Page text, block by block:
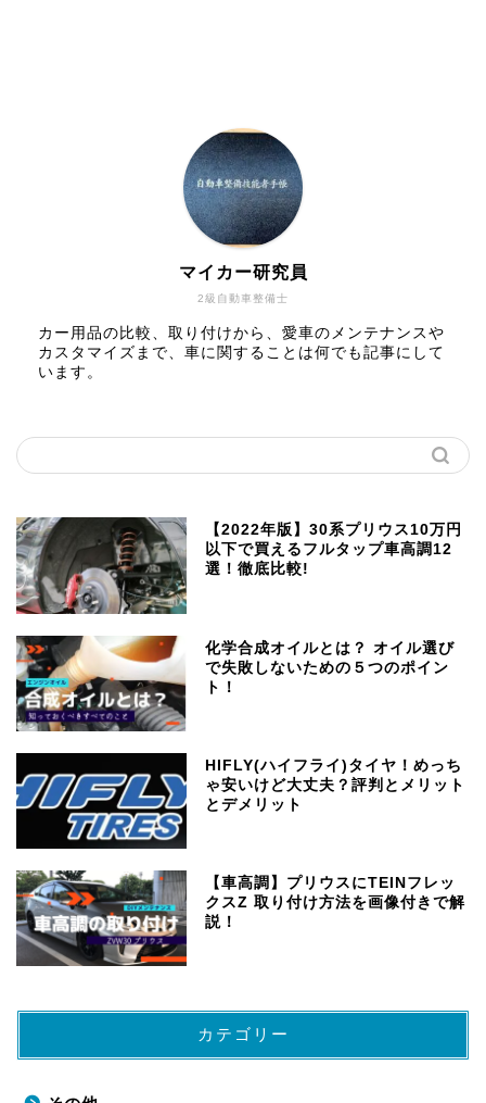
2級自動車整備士
マイカー研究員
カー用品の比較、取り付けから、愛車のメンテナンスや
カスタマイズまで、車に関することは何でも記事にして
います。
【2022年版】30系プリウス10万円
以下で買えるフルタップ車高調12
選！徹底比較!
化学合成オイルとは？ オイル選び
で失敗しないための５つのポイン
ト！
HIFLY(ハイフライ)タイヤ！めっち
ゃ安いけど大丈夫？評判とメリット
とデメリット
【車高調】プリウスにTEINフレッ
クスZ 取り付け方法を画像付きで解
説！
カテゴリー